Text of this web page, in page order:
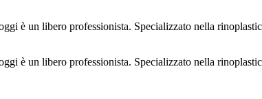
è un libero professionista. Specializzato nella
è un libero professionista. Specializzato nella